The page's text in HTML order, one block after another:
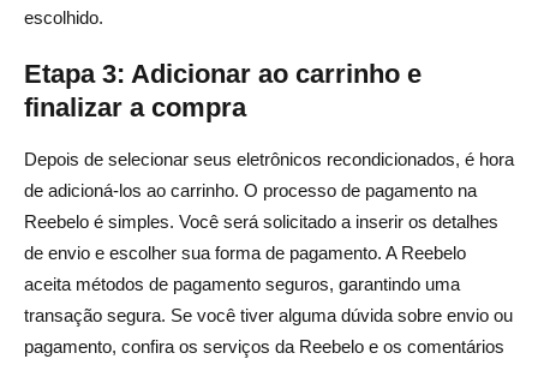
escolhido.
Etapa 3: Adicionar ao carrinho e
finalizar a compra
Depois de selecionar seus eletrônicos recondicionados, é hora
de adicioná-los ao carrinho. O processo de pagamento na
Reebelo é simples. Você será solicitado a inserir os detalhes
de envio e escolher sua forma de pagamento. A Reebelo
aceita métodos de pagamento seguros, garantindo uma
transação segura. Se você tiver alguma dúvida sobre envio ou
pagamento, confira os serviços da Reebelo e os comentários